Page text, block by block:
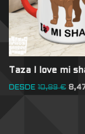
Taza I love mi
DESDE 10,89€